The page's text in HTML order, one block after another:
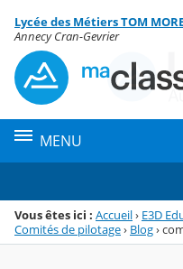
Menu de la rubrique
Contenu
Lycée des Métiers TOM
Annecy Cran-Gevrier
MENU
Vous êtes ici : Accueil› E3D
Comités de pilotage› Blog›